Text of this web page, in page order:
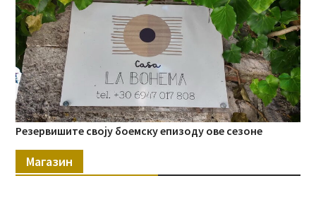
Резервишите своју боемску епизоду ове сезоне
Магазин